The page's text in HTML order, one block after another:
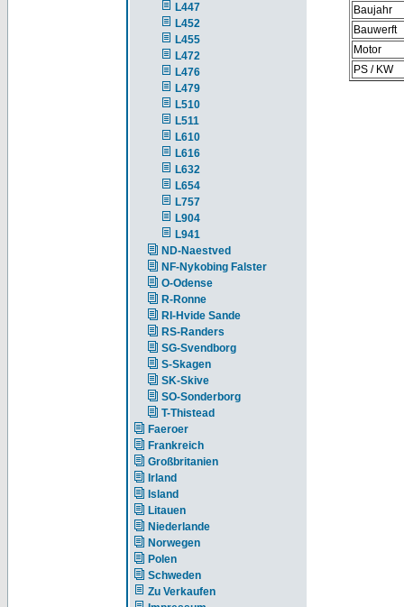
L447
L452
L455
L472
L476
L479
L510
L511
L610
L616
L632
L654
L757
L904
L941
ND-Naestved
NF-Nykobing Falster
O-Odense
R-Ronne
RI-Hvide Sande
RS-Randers
SG-Svendborg
S-Skagen
SK-Skive
SO-Sonderborg
T-Thistead
Faeroer
Frankreich
Großbritanien
Irland
Island
Litauen
Niederlande
Norwegen
Polen
Schweden
Zu Verkaufen
Baujahr
Bauwerft
Motor
PS / KW